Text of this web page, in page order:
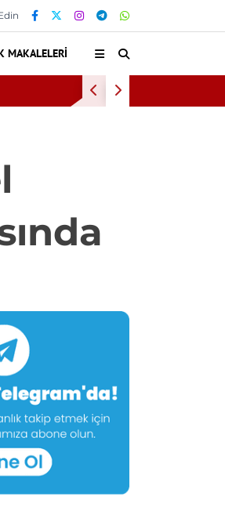
MAKALELERI
Kültür ve Turizm Bakanlığı Uludağ